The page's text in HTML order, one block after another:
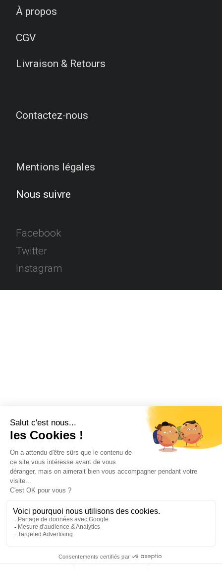
À propos
CGV
Livraison & Retours
Contactez-nous
Mentions légales
Nous suivre
Facebook
Twitter
Instagram